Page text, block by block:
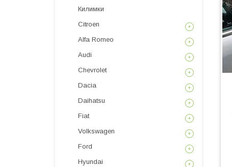
Килимки
Citroen
Alfa Romeo
Audi
Chevrolet
Dacia
Daihatsu
Fiat
Volkswagen
Ford
Hyundai